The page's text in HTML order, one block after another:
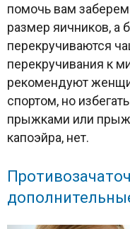
помочь вам
размер яичников, а
перекручиваются
перекручивания к
рекомендуют
спортом, но
прыжками или
капоэйра, нет.